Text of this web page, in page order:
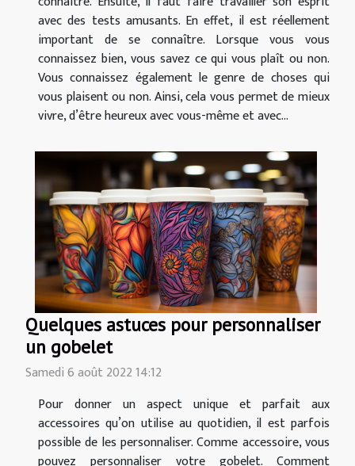
avec des tests amusants. En effet, il est réellement
important de se connaître. Lorsque vous vous
connaissez bien, vous savez ce qui vous plaît ou non.
Vous connaissez également le genre de choses qui
vous plaisent ou non. Ainsi, cela vous permet de mieux
vivre, d’être heureux avec vous-même et avec...
Quelques astuces pour personnaliser
un gobelet
Samedi 6 août 2022 14:12
Pour donner un aspect unique et parfait aux
accessoires qu’on utilise au quotidien, il est parfois
possible de les personnaliser. Comme accessoire, vous
pouvez personnaliser votre gobelet. Comment